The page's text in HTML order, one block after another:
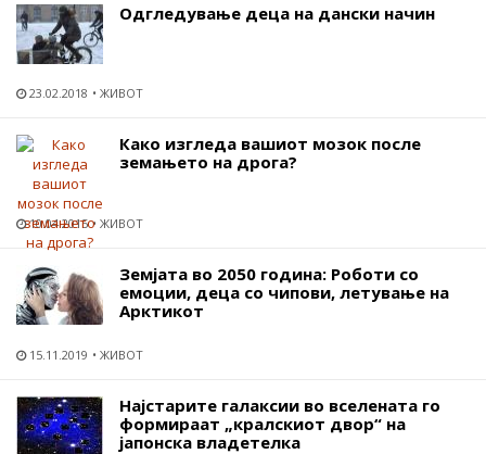
Одгледување деца на дански начин
23.02.2018 ЖИВОТ
Како изгледа вашиот мозок после
земањето на дрога?
10.04.2015 ЖИВОТ
Земјата во 2050 година: Роботи со
емоции, деца со чипови, летување на
Арктикот
15.11.2019 ЖИВОТ
Најстарите галаксии во вселената го
формираат „кралскиот двор“ на
јапонска владетелка